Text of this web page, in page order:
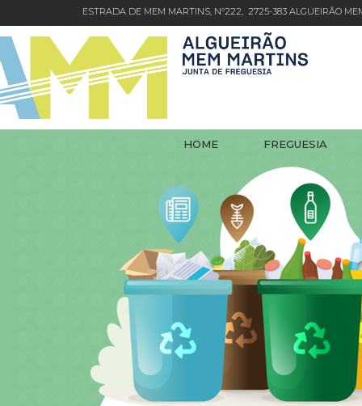
ESTRADA DE MEM MARTINS, Nº222, 2725-383 ALGUEIRÃO
HOME FREGUESIA